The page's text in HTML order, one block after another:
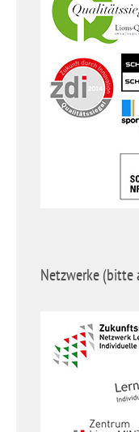
Netzwerke